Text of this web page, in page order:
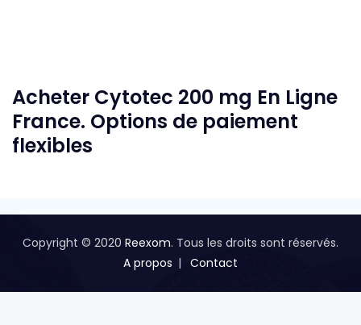
Acheter Cytotec 200 mg En Ligne
France. Options de paiement
flexibles
Copyright © 2020 Reexom. Tous les droits sont réservés.
A propos
Contact